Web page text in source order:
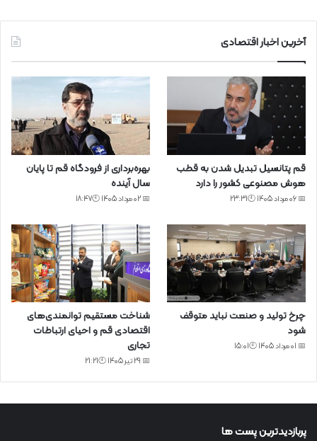
آخرین اخبار اقتصادی
قم پتانسیل تبدیل شدن به قطب
هوش مصنوعی کشور را دارد
📅 06 مرداد 1405 🕙23:31
بهره‌برداری از فرودگاه قم تا پایان
سال آینده
📅 02 مرداد 1405 🕙18:47
چرخ تولید و صنعت نباید متوقف
شود
📅 01 مرداد 1405 🕙15:01
شناخت مستقیم توانمندی‌های
اقتصادی قم و احیای ارتباطات
تجاری
📅 29 تیر 1405 🕙21:21
پربازدیدترین پست ها